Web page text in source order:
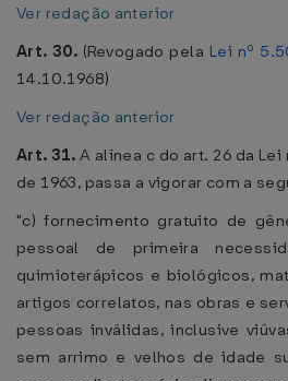
Ver redação anterior
Art. 30. (Revogado pela Lei nº
14.10.1968)
Ver redação anterior
Art. 31. A alínea c do art. 26 da Lei
de 1963, passa a vigorar com a
"c) fornecimento gratuito de
pessoal de primeira
quimioterápicos e biológicos,
artigos correlatos, nas obras e
pessoas inválidas, inclusive
sem arrimo e velhos de idade